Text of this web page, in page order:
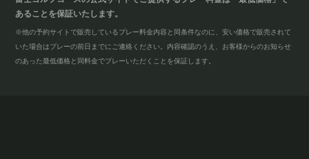
あることを保証いたします。
※他の予約サイトで販売しているプレー料金内容と同条件なのに、安い価格で販売されて
いた場合はプレーの前日までにご連絡ください。内容確認のうえ、お客様からのお知らせ
のあった最低価格と同料金でプレーいただくことを保証します。